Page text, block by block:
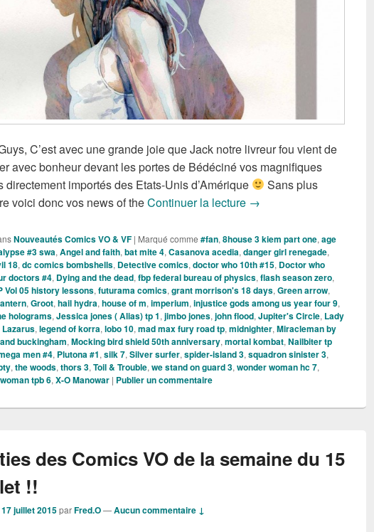
C’est avec une grande joie que Jack notre livreur fou vient de
avec bonheur devant les portes de Bédéciné vos magnifiques
directement importés des Etats-Unis d’Amérique
Sans plus
voici donc vos news of theContinuer la lecture Sorties des Comics VO
→
Nouveautés Comics VO & VF | Marqué comme #fan, 8house 3 kiem part one, age
#3 swa, Angel and faith, bat mite 4, Casanova acedia, danger girl renegade,
18, dc comics bombshells, Detective comics, doctor who 10th #15, Doctor who
doctors #4, Dying and the dead, fbp federal bureau of physics, flash season zero,
Vol 05 history lessons, futurama comics, grant morrison's 18 days, Green arrow,
, Groot, hail hydra, house of m, imperium, injustice gods among us year four 9,
holograms, Jessica jones ( Alias) tp 1, jimbo jones, john flood, Jupiter's Circle, Lady
Lazarus, legend of korra, lobo 10, mad max fury road tp, midnighter, Miracleman by
buckingham, Mocking bird shield 50th anniversary, mortal kombat, Nailbiter tp
men #4, Plutona #1, silk 7, Silver surfer, spider-island 3, squadron sinister 3,
, the woods, thors 3, Toil & Trouble, we stand on guard 3, wonder woman hc 7,
tpb 6, X-O Manowar | Publier un commentaire
des Comics VO de la semaine du 15
!!
17 juillet 2015parFred.O—Aucun commentaire ↓